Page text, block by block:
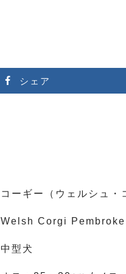
シェア
コーギー（ウェルシュ・
Welsh Corgi Pembroke
中型犬